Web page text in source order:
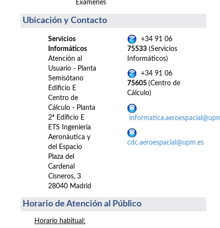
Exámenes
Ubicación y Contacto
Servicios
Informáticos
Atención al
Usuario - Planta
Semisótano
Edificio E
Centro de
Cálculo - Planta
2ª Edificio E
ETS Ingeniería
Aeronáutica y
del Espacio
Plaza del
Cardenal
Cisneros, 3
28040 Madrid
+34 91 06
75533 (Servicios
Informáticos)
+34 91 06
75605 (Centro de
Cálculo)
cdc.aeroespacial@upm.es
Horario de Atención al Público
Horario habitual: